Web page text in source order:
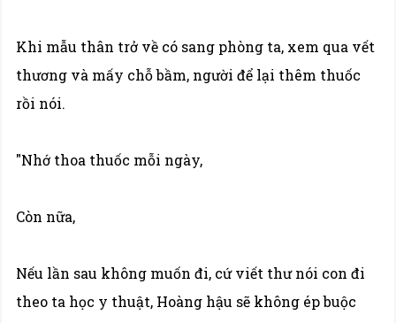
Khi mẫu thân trở về có sang phòng ta, xem qua vết
thương và mấy chỗ bầm, người để lại thêm thuốc
rồi nói.
"Nhớ thoa thuốc mỗi ngày,
Còn nữa,
Nếu lần sau không muốn đi, cứ viết thư nói con đi
theo ta học y thuật, Hoàng hậu sẽ không ép buộc